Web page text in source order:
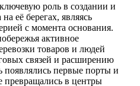
роль в создании и
её берегах, являясь
с момента основания.
активное
товаров и людей
связей и расширению
появлялись первые порты и
превращались в центры